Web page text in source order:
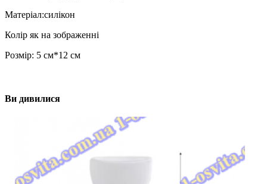
Матеріал:силікон
Колір як на зображенні
Розмір: 5 см*12 см
Ви дивилися